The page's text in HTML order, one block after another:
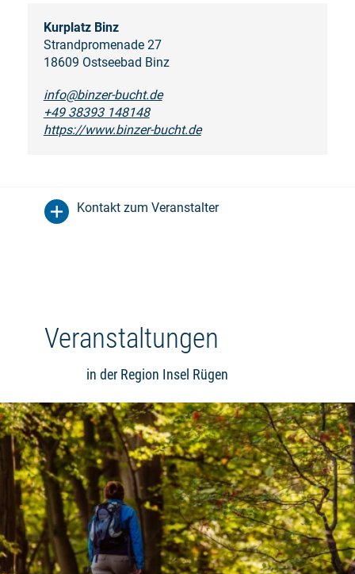
Kurplatz Binz
Strandpromenade 27
18609 Ostseebad Binz
info@binzer-bucht.de
+49 38393 148148
https://www.binzer-bucht.de
Kontakt zum Veranstalter
Veranstaltungen
in der Region Insel Rügen